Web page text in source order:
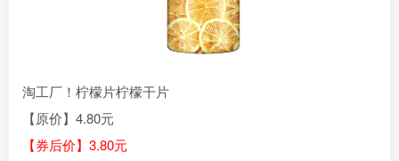
淘工厂！柠檬片柠檬干片
【原价】4.80元
【券后价】3.80元